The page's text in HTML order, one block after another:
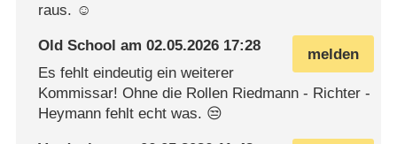
raus. ☺️
melden
Old School am02.05.2026 17:28
Es fehlt eindeutig ein weiterer
Kommissar! Ohne die Rollen Riedmann - Richter -
Heymann fehlt echt was. 😒